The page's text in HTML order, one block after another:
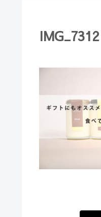
IMG_7312